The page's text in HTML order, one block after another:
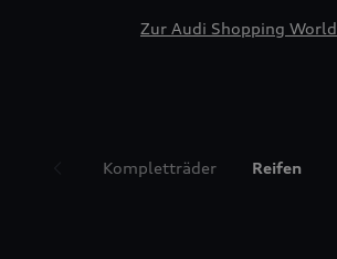
Zur Audi Shopping World
Kompletträder Reifen